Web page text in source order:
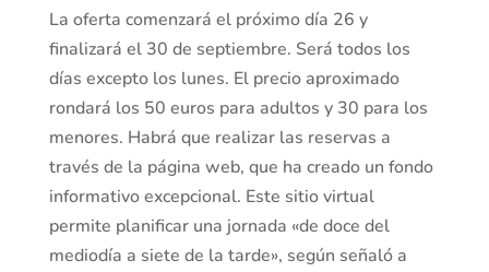
La oferta comenzará el próximo día 26 y
finalizará el 30 de septiembre. Será todos los
días excepto los lunes. El precio aproximado
rondará los 50 euros para adultos y 30 para los
menores. Habrá que realizar las reservas a
través de la página web, que ha creado un fondo
informativo excepcional. Este sitio virtual
permite planificar una jornada «de doce del
mediodía a siete de la tarde», según señaló a